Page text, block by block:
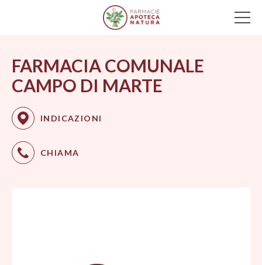
Main Navigation
FARMACIA COMUNALE
CAMPO DI MARTE
INDICAZIONI
CHIAMA